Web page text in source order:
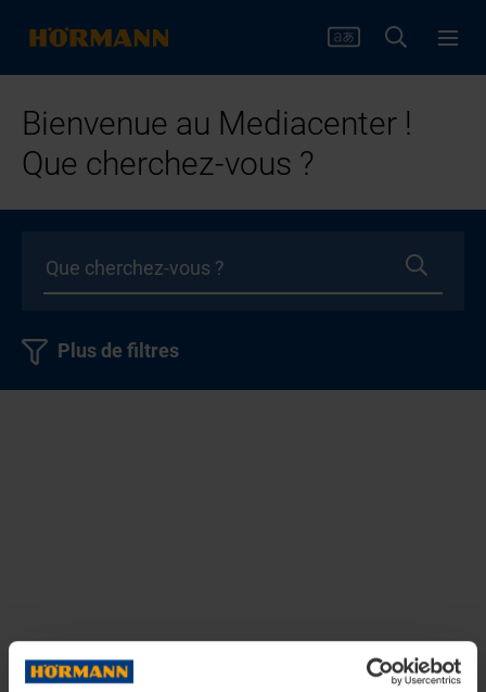
Bienvenue au Mediacenter !
Que cherchez-vous ?
Plus de filtres